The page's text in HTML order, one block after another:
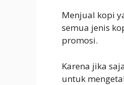
Menjual kopi
semua jenis
promosi.
Karena jika
untuk